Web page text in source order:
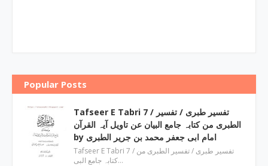
Popular Posts
Tafseer E Tabri 7 / تفسیر طبری / تفسیر
الطبری من کتابہ جامع البیان عن تاویل آیہ القرآن
by امام ابی جعفر محمد بن جریر الطبری
Tafseer E Tabri 7 / تفسیر طبری / تفسیر الطبری من
کتابہ جامع البی…